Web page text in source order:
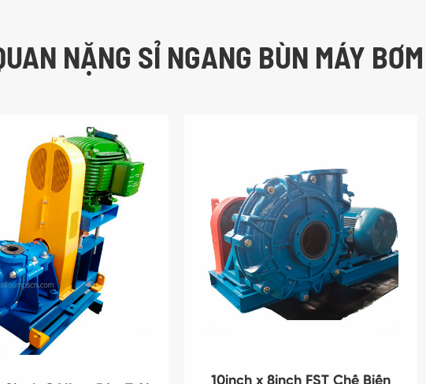
NẶNG SỈ NGANG BÙN MÁY BƠM
10inch x 8inch FST Chế Biến